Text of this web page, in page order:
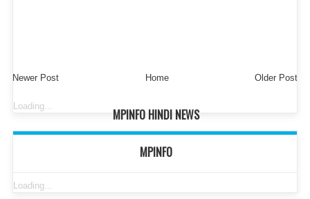
Newer Post Older Post
Home
MPINFO HINDI NEWS
Loading...
MPINFO
Loading...